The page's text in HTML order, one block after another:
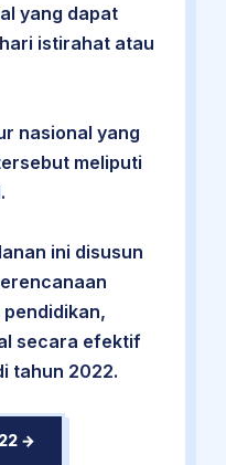
yang dapat
istirahat atau
nasional yang
meliputi
ini disusun
secara efektif
tahun 2022.
→